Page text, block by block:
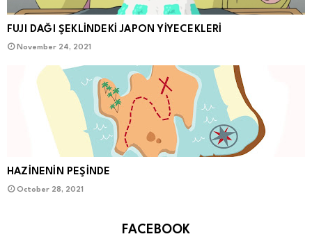
FUJI DAĞI ŞEKLİNDEKİ JAPON YİYECEKLERİ
November 24, 2021
HAZİNENİN PEŞİNDE
October 28, 2021
FACEBOOK